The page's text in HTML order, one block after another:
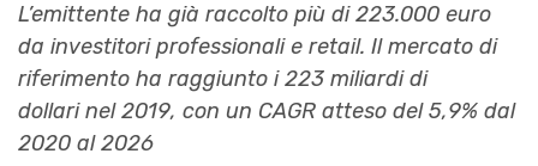
L’emittente ha già raccolto più di 223.000 euro
da investitori professionali e retail. Il mercato di
riferimento ha raggiunto i 223 miliardi di
dollari nel 2019, con un CAGR atteso del 5,9% dal
2020 al 2026